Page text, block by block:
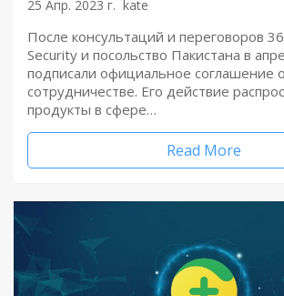
25 Апр. 2023 г. kate
После консультаций и переговоров
Security и посольство Пакистана в
подписали официальное соглашение о
сотрудничестве. Его действие
продукты в сфере…
Read More